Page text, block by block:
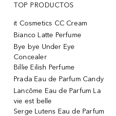
TOP PRODUCTOS
it Cosmetics CC Cream
Bianco Latte Perfume
Bye bye Under Eye
Concealer
Billie Eilish Perfume
Prada Eau de Parfum Candy
Lancôme Eau de Parfum La
vie est belle
Serge Lutens Eau de Parfum